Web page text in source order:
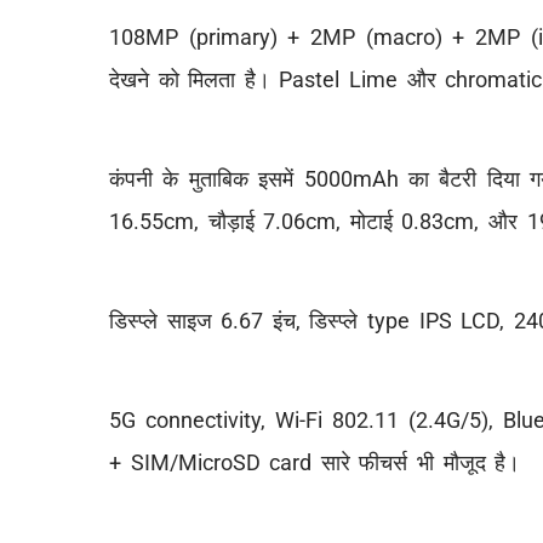
108MP (primary) + 2MP (macro) + 2MP
देखने को मिलता है। Pastel Lime और
कंपनी के मुताबिक इसमें 5000mAh का बैटरी
16.55cm, चौड़ाई 7.06cm, मोटाई 0.83cm, और
डिस्प्ले साइज 6.67 इंच, डिस्प्ले type IPS LCD,
5G connectivity, Wi-Fi 802.11 (2.4G/5),
+ SIM/MicroSD card सारे फीचर्स भी मौजूद है।